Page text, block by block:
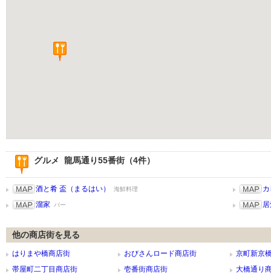
グルメ 龍馬通り55番街（4件）
酒と肴 盃（まるはい） 海鮮料理
溜家
バー
他の商店街を見る
はりまや橋商店街 おびさんロード商店街
京町新京
帯屋町二丁目商店街
壱番街商店街
大橋通り